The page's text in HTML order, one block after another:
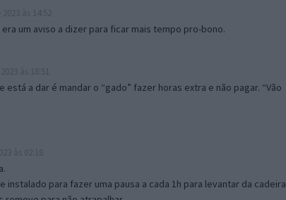
um aviso a dizer para ficar mais tempo pro-bono.
está a dar é mandar o “gado” fazer horas extra e não pagar. “Vão
instalado para fazer uma pausa a cada 1h para levantar da cadeira